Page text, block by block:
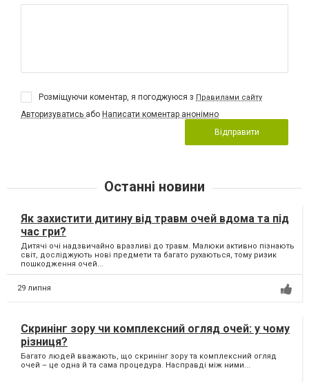
Розміщуючи коментар, я погоджуюся з Правилами сайту
Авторизуватись або Написати коментар анонімно
Відправити
Останні новини
Як захистити дитину від травм очей вдома та під
час гри?
Дитячі очі надзвичайно вразливі до травм. Малюки активно пізнають
світ, досліджують нові предмети та багато рухаються, тому ризик
пошкодження очей...
29 липня
Скринінг зору чи комплексний огляд очей: у чому
різниця?
Багато людей вважають, що скринінг зору та комплексний огляд
очей – це одна й та сама процедура. Насправді між ними...